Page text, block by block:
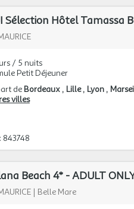
/ 5 nuits
Petit Déjeuner
de Bordeaux Lille Lyon
villes
843748
Beach 4* - ADULT
| Belle Mare